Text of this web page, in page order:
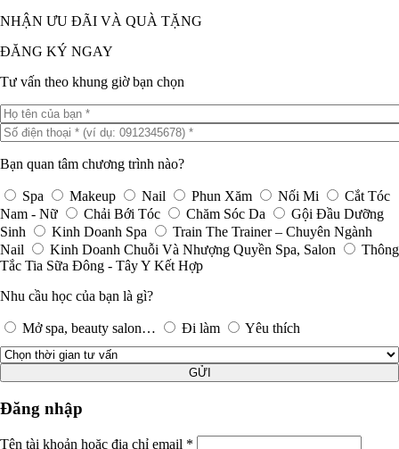
NHẬN ƯU ĐÃI VÀ QUÀ TẶNG
ĐĂNG KÝ NGAY
Tư vấn theo khung giờ bạn chọn
Bạn quan tâm chương trình nào?
Spa Makeup Nail Phun Xăm Nối Mi
Cắt Tóc
Nam - Nữ
Chải Bới Tóc Chăm Sóc Da
Gội Đầu Dưỡng
Sinh
Kinh Doanh Spa
Train The Trainer – Chuyên Ngành
Nail
Kinh Doanh Chuỗi Và Nhượng Quyền Spa, Salon
Thông
Tắc Tia Sữa Đông - Tây Y Kết Hợp
Nhu cầu học của bạn là gì?
Mở spa, beauty salon… Đi làm Yêu thích
GỬI
Đăng nhập
Tên tài khoản hoặc địa chỉ email *